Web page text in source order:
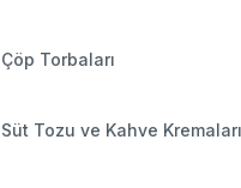
Çöp Torbaları
Süt Tozu ve Kahve Kremaları